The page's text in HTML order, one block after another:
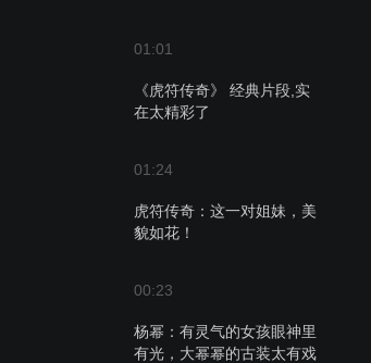
01:01
《虎符传奇》 经典片段,实
在太精彩了
01:24
虎符传奇：这一对姐妹，美
貌如花！
00:23
杨幂：有灵气的女孩眼神里
有光，大幂幂的古装太有戏